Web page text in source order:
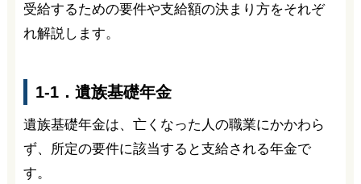
受給するための要件や支給額の決まり方をそれぞ
れ解説します。
1-1．遺族基礎年金
遺族基礎年金は、亡くなった人の職業にかかわら
ず、所定の要件に該当すると支給される年金で
す。